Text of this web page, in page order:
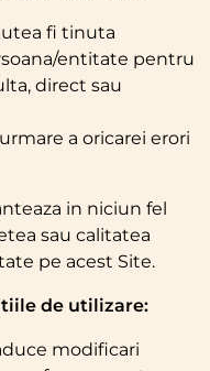
fi tinuta
entitate pentru
direct sau
a oricarei erori
in niciun fel
sau calitatea
pe acest Site.
de utilizare:
modificari